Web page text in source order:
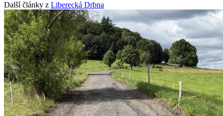
Další články z Liberecká Drbna